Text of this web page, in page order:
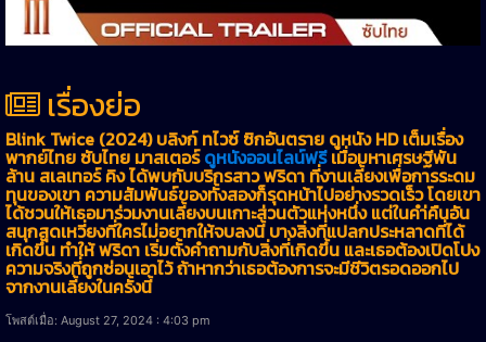
เรื่องย่อ
Blink Twice (2024) บลิงก์ ทไวซ์ ซิกอันตราย ดูหนัง HD เต็มเรื่อง
พากย์ไทย ซับไทย มาสเตอร์ดูหนังออนไลน์ฟรีเมื่อมหาเศรษฐีพัน
ล้าน สเลเทอร์ คิง ได้พบกับบริกรสาว ฟริดา ที่งานเลี้ยงเพื่อการระดม
ทุนของเขา ความสัมพันธ์ของทั้งสองก็รุดหน้าไปอย่างรวดเร็ว โดยเขา
ได้ชวนให้เธอมาร่วมงานเลี้ยงบนเกาะส่วนตัวแห่งหนึ่ง แต่ในคำ่คืนอัน
สนุกสุดเหวี่ยงที่ใครไม่อยากให้จบลงนี้ บางสิ่งที่แปลกประหลาดที่ได้
เกิดขึ้น ทำให้ ฟริดา เริ่มตั้งคำถามกับสิ่งที่เกิดขึ้น และเธอต้องเปิดโปง
ความจริงที่ถูกซ่อนเอาไว้ ถ้าหากว่าเธอต้องการจะมีชีวิตรอดออกไป
จากงานเลี้ยงในครั้งนี้
โพสต์เมื่อ: August 27, 2024 : 4:03 pm